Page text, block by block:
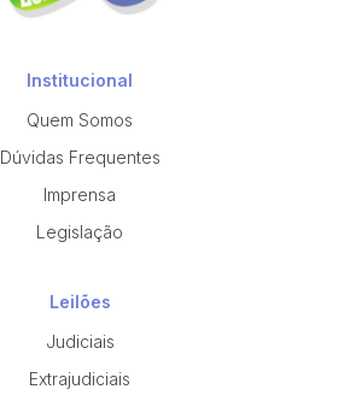
Institucional
Quem Somos
Dúvidas Frequentes
Imprensa
Legislação
Leilões
Judiciais
Extrajudiciais